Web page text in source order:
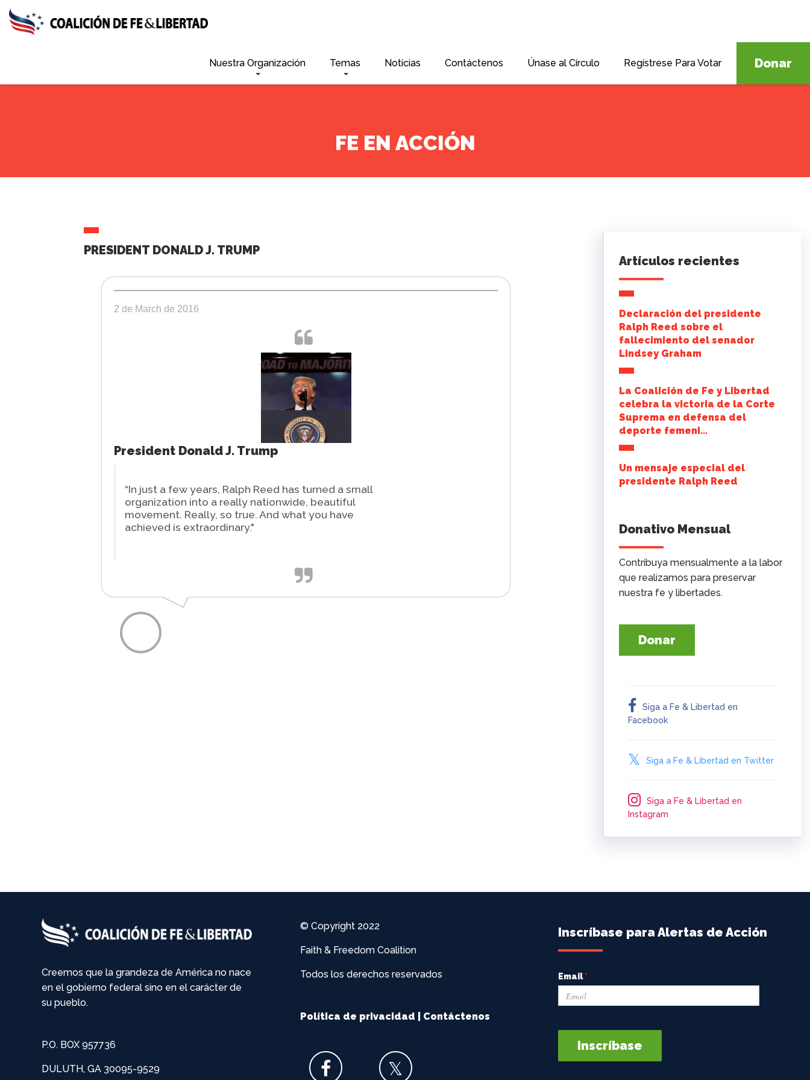
main
Nuestra Organización Temas Noticias Contáctenos Únase al Círculo Regístrese Para Votar Donar
FE EN ACCIÓN
PRESIDENT DONALD J. TRUMP
2 de March de 2016
President Donald J. Trump
“In just a few years, Ralph Reed has turned a small
organization into a really nationwide, beautiful
movement. Really, so true. And what you have
achieved is extraordinary."
Artículos recientes
Declaración del presidente
Ralph Reed sobre el
fallecimiento del senador
Lindsey Graham
La Coalición de Fe y Libertad
celebra la victoria de la Corte
Suprema en defensa del
deporte femeni...
Un mensaje especial del
presidente Ralph Reed
Donativo Mensual
Contribuya mensualmente a la labor
que realizamos para preservar
nuestra fe y libertades.
Donar
Siga a Fe & Libertad en
Facebook
Siga a Fe & Libertad en Twitter
Siga a Fe & Libertad en
Instagram
Creemos que la grandeza de América no nace
en el gobierno federal sino en el carácter de
su pueblo.
P.O. BOX 957736
DULUTH, GA 30095-9529
© Copyright 2022
Faith & Freedom Coalition
Todos los derechos reservados
Política de privacidad Contáctenos
Inscríbase para Alertas de Acción
Email*